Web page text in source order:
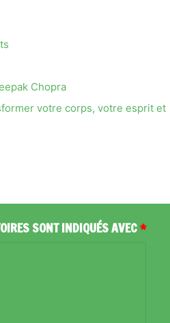
Chopra
votre corps, votre esprit et
SONT INDIQUÉS AVEC*